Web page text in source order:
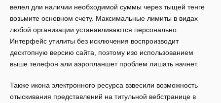
велел дли наличии необходимой суммы через тыщей тенге
возьмите основном счету. Максимальные лимиты в видах
любой организации устанавливаются персонально.
Интерфейс утилиты без исключения воспроизводит
десктопную версию сайта, поэтому изо использованием
выше телефон али аэропланшет проблем лишать начнет.
Также икона электронного ресурса взвесили возможность
отыскивания представлений на титульной вебстранице в